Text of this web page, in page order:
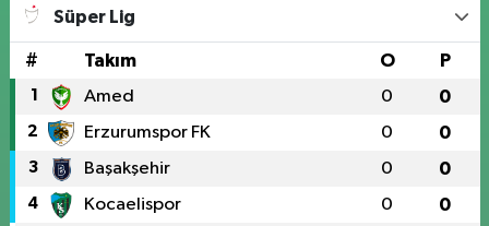
Süper Lig
# Takım O P
1 Amed 0 0
2 Erzurumspor FK 0 0
3 Başakşehir 0 0
4 Kocaelispor 0 0